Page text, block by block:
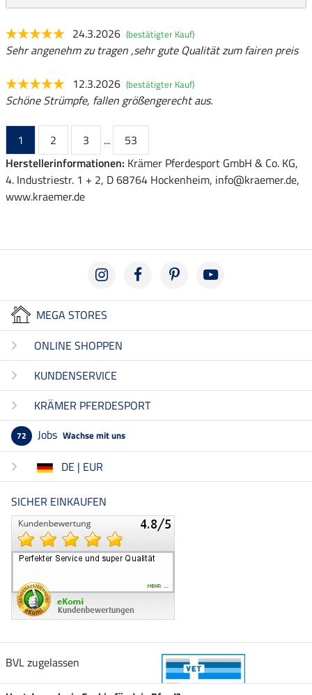
24.3.2026 (bestätigter Kauf)
Sehr angenehm zu tragen ,sehr gute Qualität zum fairen preis
12.3.2026 (bestätigter Kauf)
Schöne Strümpfe, fallen größengerecht aus.
1 2 3 ...
53
Herstellerinformationen: Krämer Pferdesport GmbH & Co. KG,
4. Industriestr. 1 + 2, D 68764 Hockenheim, info@kraemer.de,
www.kraemer.de
MEGA STORES
ONLINE SHOPPEN
KUNDENSERVICE
KRÄMER PFERDESPORT
72 Jobs Wachse mit uns
DE | EUR
SICHER EINKAUFEN
BVL zugelassen